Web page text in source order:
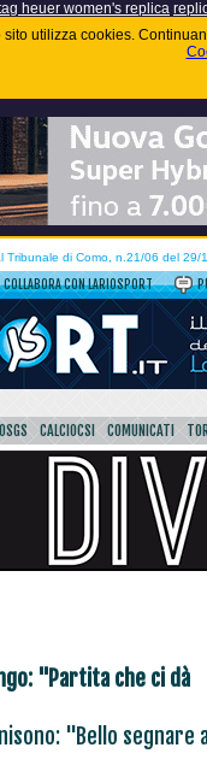
heuer women's replica
utilizza cookies.
Tribunale di Como, n.21/06 del 29/
COLLABORA CON LARIOSPORT
CALCIOCSI COMUNICATI
"Partita che ci dà
"Bello segnare